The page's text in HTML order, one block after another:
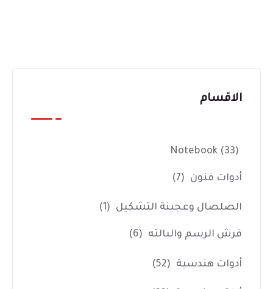
الاقسام
Notebook (33)
أدوات فنون (7)
الصلصال وعجينة التشكيل (1)
فرش الرسم والبالته (6)
أدوات هندسية (52)